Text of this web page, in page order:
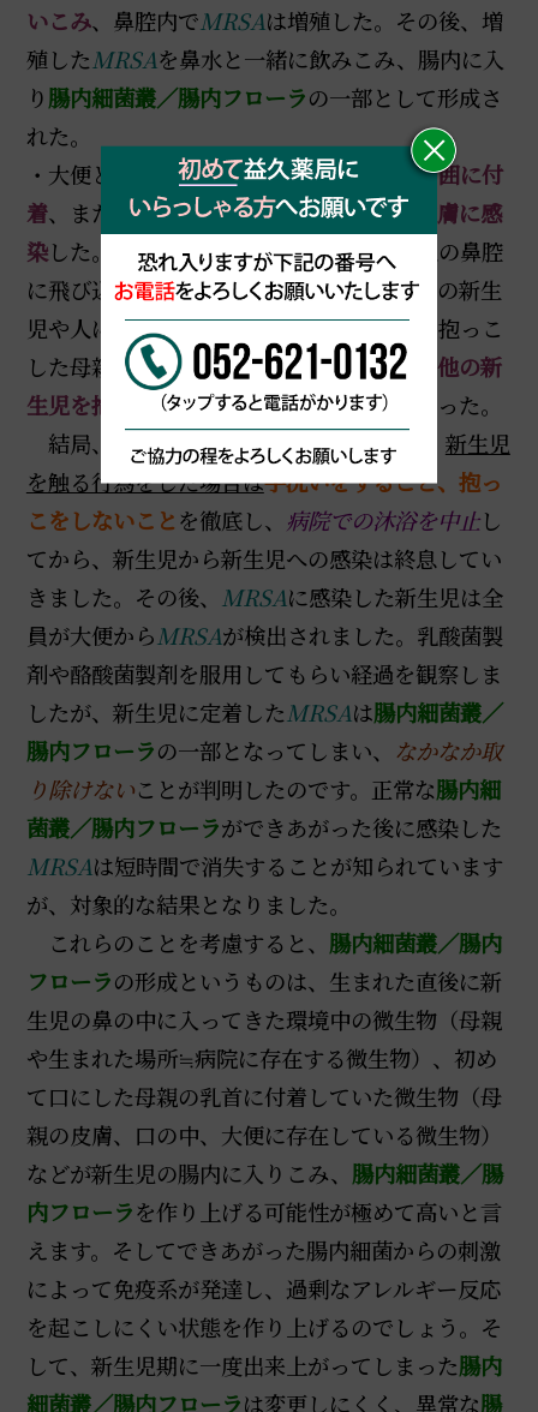
いこみ、鼻腔内でMRSAは増殖した。その後、増
殖したMRSAを鼻水と一緒に飲みこみ、腸内に入
り腸内細菌叢／腸内フローラの一部として形成さ
れた。
・大便とともに排泄されたMRSAは
肛門周囲に付
着、または、便から人の手を介して再び皮膚に感
染した。皮膚で増えたMSRAは、また本人の鼻腔
に飛び込むか、周囲１ｍ四方に飛び散り他の新生
児や人に感染していった。また、MRSA
は抱っこ
した母親や看護婦の服に付着 し、その人が 他の新
生児を抱くことで他の新生児に感染していった。
結局、
新生児同士を1.5ｍ以上離すこと
新生児
を触る行為をした場合は手洗いをすること、抱っ
こをしないことを徹底し、 病院での沐浴を中止し
てから、新生児から新生児への感染は終息してい
きました。その後、 MRSAに感染した新生児は全
員が大便からMRSAが検出されました。乳酸菌製
剤や酪酸菌製剤を服用してもらい経過を観察しま
したが、新生児に定着したMRSAは腸内細菌叢／
腸内フローラの一部となってしまい、 なかなか取
り除けないことが判明したのです。正常な腸内細
菌叢／腸内フローラができあがった後に感染した
MRSAは短時間で消失することが知られています
が、対象的な結果となりました。
これらのことを考慮すると、 腸内細菌叢／腸内
フローラの形成というものは、生まれた直後に新
生児の鼻の中に入ってきた環境中の微生物（母親
や生まれた場所≒病院に存在する微生物）、初め
て口にした母親の乳首に付着していた微生物（母
親の皮膚、口の中、大便に存在している微生物）
などが新生児の腸内に入りこみ、 腸内細菌叢／腸
内フローラを作り上げる可能性が極めて高いと言
えます。そしてできあがった腸内細菌からの刺激
によって免疫系が発達し、過剰なアレルギー反応
を起こしにくい状態を作り上げるのでしょう。そ
して、新生児期に一度出来上がってしまった腸内
細菌叢／腸内フローラは変更しにくく、異常な腸